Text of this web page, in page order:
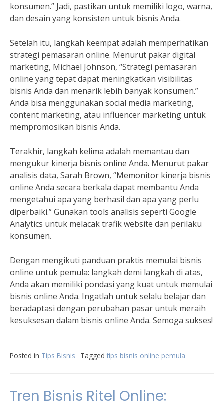
konsumen.” Jadi, pastikan untuk memiliki logo, warna,
dan desain yang konsisten untuk bisnis Anda.
Setelah itu, langkah keempat adalah memperhatikan
strategi pemasaran online. Menurut pakar digital
marketing, Michael Johnson, “Strategi pemasaran
online yang tepat dapat meningkatkan visibilitas
bisnis Anda dan menarik lebih banyak konsumen.”
Anda bisa menggunakan social media marketing,
content marketing, atau influencer marketing untuk
mempromosikan bisnis Anda.
Terakhir, langkah kelima adalah memantau dan
mengukur kinerja bisnis online Anda. Menurut pakar
analisis data, Sarah Brown, “Memonitor kinerja bisnis
online Anda secara berkala dapat membantu Anda
mengetahui apa yang berhasil dan apa yang perlu
diperbaiki.” Gunakan tools analisis seperti Google
Analytics untuk melacak trafik website dan perilaku
konsumen.
Dengan mengikuti panduan praktis memulai bisnis
online untuk pemula: langkah demi langkah di atas,
Anda akan memiliki pondasi yang kuat untuk memulai
bisnis online Anda. Ingatlah untuk selalu belajar dan
beradaptasi dengan perubahan pasar untuk meraih
kesuksesan dalam bisnis online Anda. Semoga sukses!
Posted in Tips Bisnis Tagged tips bisnis online pemula
Tren Bisnis Ritel Online: